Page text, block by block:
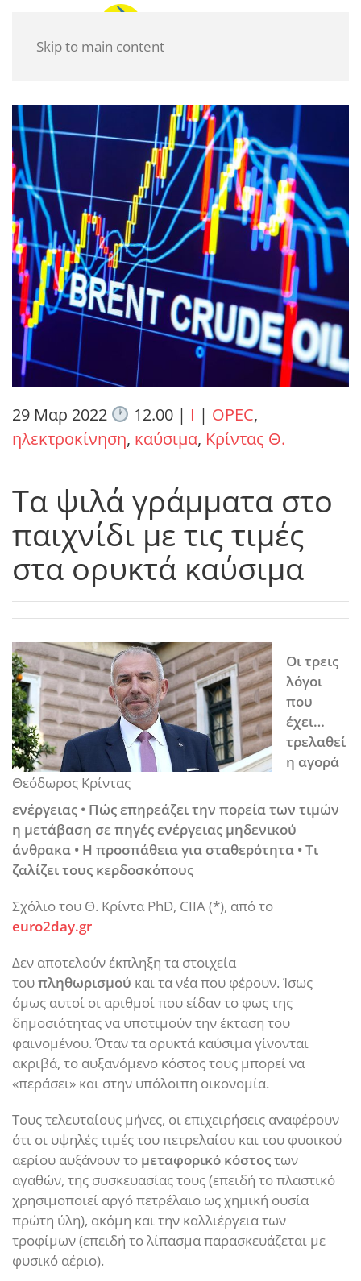
Skip to main content
29 Μαρ 2022 12.00| I | OPEC,
ηλεκτροκίνηση, καύσιμα, Κρίντας Θ.
Τα ψιλά γράμματα στο
παιχνίδι με τις τιμές
στα ορυκτά καύσιμα
Θεόδωρος Κρίντας
Οι τρεις
λόγοι
που
έχει…
τρελαθεί
η αγορά
ενέργειας • Πώς επηρεάζει την πορεία των τιμών
η μετάβαση σε πηγές ενέργειας μηδενικού
άνθρακα • Η προσπάθεια για σταθερότητα • Τι
ζαλίζει τους κερδοσκόπους
Σχόλιο του Θ. Κρίντα PhD, CIIA (*), από το
euro2day.gr
Δεν αποτελούν έκπληξη τα στοιχεία
τουπληθωρισμού και τα νέα που φέρουν. Ίσως
όμως αυτοί οι αριθμοί που είδαν το φως της
δημοσιότητας να υποτιμούν την έκταση του
φαινομένου. Όταν τα ορυκτά καύσιμα γίνονται
ακριβά, το αυξανόμενο κόστος τους μπορεί να
«περάσει» και στην υπόλοιπη οικονομία.
Τους τελευταίους μήνες, οι επιχειρήσεις αναφέρουν
ότι οι υψηλές τιμές του πετρελαίου και του φυσικού
αερίου αυξάνουν το μεταφορικό κόστοςτων
αγαθών, της συσκευασίας τους (επειδή το πλαστικό
χρησιμοποιεί αργό πετρέλαιο ως χημική ουσία
πρώτη ύλη), ακόμη και την καλλιέργεια των
τροφίμων (επειδή το λίπασμα παρασκευάζεται με
φυσικό αέριο).